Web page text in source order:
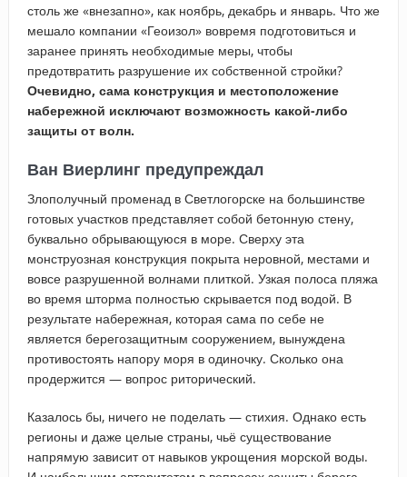
столь же «внезапно», как ноябрь, декабрь и январь. Что же
мешало компании «Геоизол» вовремя подготовиться и
заранее принять необходимые меры, чтобы
предотвратить разрушение их собственной стройки?
Очевидно, сама конструкция и местоположение
набережной исключают возможность какой-либо
защиты от волн.
Ван Виерлинг предупреждал
Злополучный променад в Светлогорске на большинстве
готовых участков представляет собой бетонную стену,
буквально обрывающуюся в море. Сверху эта
монструозная конструкция покрыта неровной, местами и
вовсе разрушенной волнами плиткой. Узкая полоса пляжа
во время шторма полностью скрывается под водой. В
результате набережная, которая сама по себе не
является берегозащитным сооружением, вынуждена
противостоять напору моря в одиночку. Сколько она
продержится — вопрос риторический.
Казалось бы, ничего не поделать — стихия. Однако есть
регионы и даже целые страны, чьё существование
напрямую зависит от навыков укрощения морской воды.